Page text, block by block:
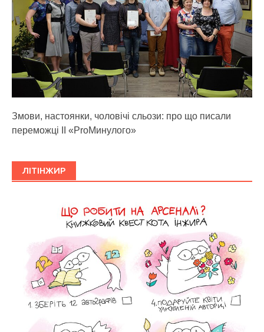
Змови, настоянки, чоловічі сльози: про що писали
переможці ІІ «ProМинулого»
ЛІТІНЖИР